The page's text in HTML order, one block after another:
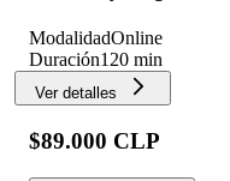
ModalidadOnline
Duración120 min
Ver detalles
$89.000 CLP